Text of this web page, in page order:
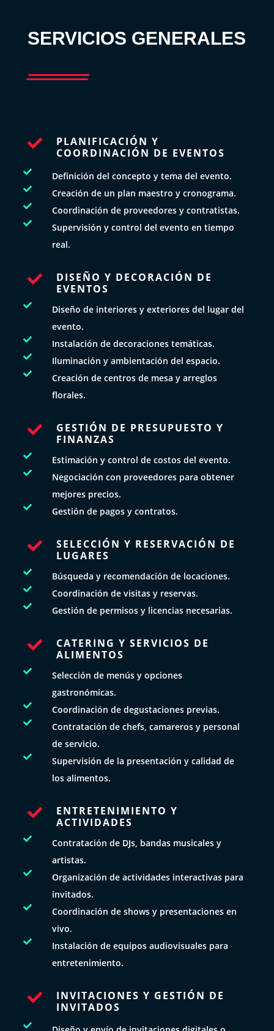
SERVICIOS GENERALES

PLANIFICACIÓN Y
COORDINACIÓN DE EVENTOS
 Definición del concepto y tema del evento.
 Creación de un plan maestro y cronograma.
 Coordinación de proveedores y contratistas.

Supervisión y control del evento en tiempo
real.

DISEÑO Y DECORACIÓN DE
EVENTOS

Diseño de interiores y exteriores del lugar del
evento.
 Instalación de decoraciones temáticas.
 Iluminación y ambientación del espacio.

Creación de centros de mesa y arreglos
florales.

GESTIÓN DE PRESUPUESTO Y
FINANZAS
 Estimación y control de costos del evento.

Negociación con proveedores para obtener
mejores precios.
 Gestión de pagos y contratos.

SELECCIÓN Y RESERVACIÓN DE
LUGARES
 Búsqueda y recomendación de locaciones.
 Coordinación de visitas y reservas.
 Gestión de permisos y licencias necesarias.

CATERING Y SERVICIOS DE
ALIMENTOS

Selección de menús y opciones
gastronómicas.
 Coordinación de degustaciones previas.

Contratación de chefs, camareros y personal
de servicio.

Supervisión de la presentación y calidad de
los alimentos.

ENTRETENIMIENTO Y
ACTIVIDADES

Contratación de DJs, bandas musicales y
artistas.

Organización de actividades interactivas para
invitados.

Coordinación de shows y presentaciones en
vivo.

Instalación de equipos audiovisuales para
entretenimiento.

INVITACIONES Y GESTIÓN DE
INVITADOS
